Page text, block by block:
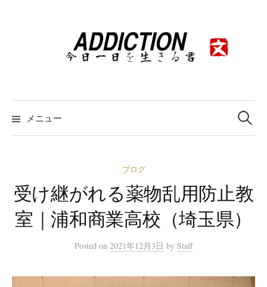
ス
キ
ッ
メニュー
検
索:
ブログ
受け継がれる薬物乱用防止教
室｜浦和商業高校（埼玉県）
Posted on 2021年12月3日 by Staff